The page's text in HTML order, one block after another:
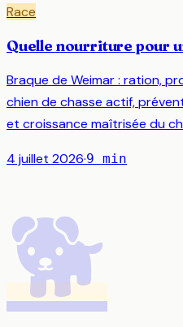
Race
Quelle nourriture pour
Braque de Weimar : ration,
chien de chasse actif,
et croissance maîtrisée du
4 juillet 2026·9 min
🐕